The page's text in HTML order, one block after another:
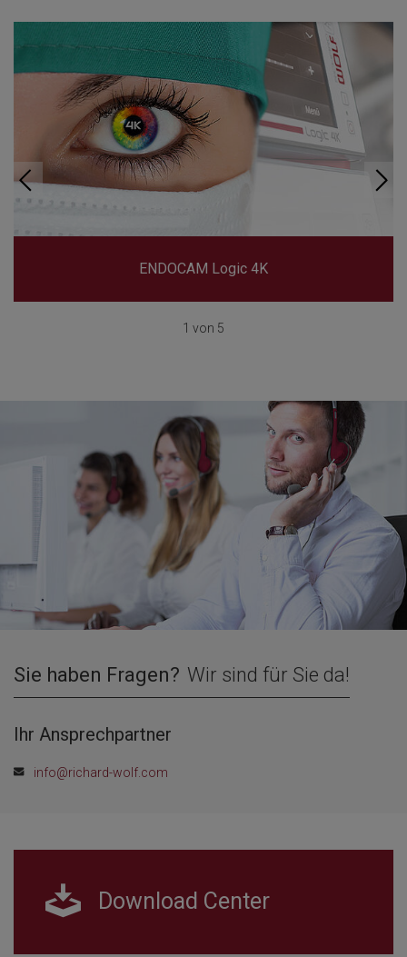
ENDOCAM Logic 4K
1 von 5
Sie haben Fragen? Wir sind für Sie da!
Ihr Ansprechpartner
info@richard-wolf.com
Download Center